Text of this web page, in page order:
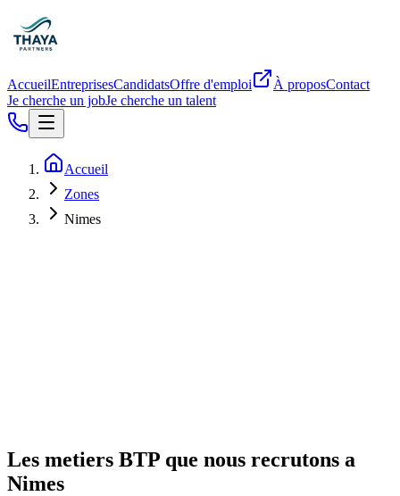
AccueilEntreprisesCandidatsOffre d'emploi À proposContact
Je cherche un jobJe cherche un talent
Accueil
Zones
Nimes
Les metiers BTP que nous recrutons a
Nimes